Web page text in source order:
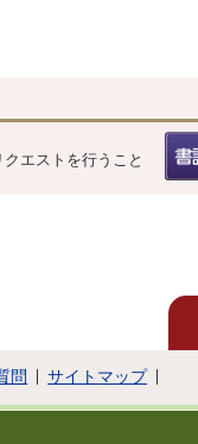
エストを行うこと
問 サイトマップ